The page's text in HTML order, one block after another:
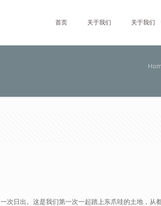
首页 关于我们 关于我们
日出。这是我们第一次一起踏上东爪哇的土地，从